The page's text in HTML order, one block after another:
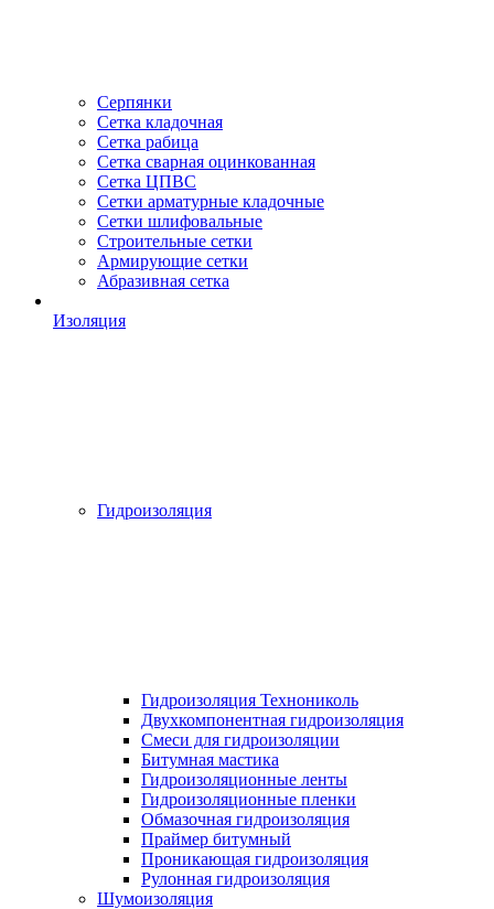
Серпянки
Сетка кладочная
Сетка рабица
Сетка сварная оцинкованная
Сетка ЦПВС
Сетки арматурные кладочные
Сетки шлифовальные
Строительные сетки
Армирующие сетки
Абразивная сетка
Изоляция
Гидроизоляция
Гидроизоляция Технониколь
Двухкомпонентная гидроизоляция
Смеси для гидроизоляции
Битумная мастика
Гидроизоляционные ленты
Гидроизоляционные пленки
Обмазочная гидроизоляция
Праймер битумный
Проникающая гидроизоляция
Рулонная гидроизоляция
Шумоизоляция